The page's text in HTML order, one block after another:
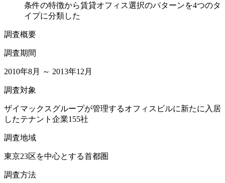
条件の特徴から賃貸オフィス選択のパターンを4つのタ
イプに分類した
調査概要
調査期間
2010年8月 ～ 2013年12月
調査対象
ザイマックスグループが管理するオフィスビルに新たに入居
したテナント企業155社
調査地域
東京23区を中心とする首都圏
調査方法